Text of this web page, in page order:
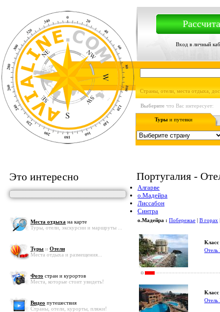
Вход в личный
Страны, отели, места отдыха,
Выберите что Вас интересует:
Туры и путевки
Это интересно
Места отдыха на карте
Туры, отели, экскурсии и маршруты ...
Туры и Отели
Места отдыха и размещения...
Фото стран и курортов
Места, которые стоит увидеть!
Видео путешествия
Страны, отели, курорты, пляжи!
Португалия -
Алгарве
о.Мадейра
Лиссабон
Синтра
о.Мадейра : Побережье | В горах |
Отель
Отель